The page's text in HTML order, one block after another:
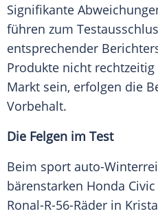
Signifikante
führen zum
entsprechender
Produkte nicht
Markt sein, erfolgen die
Vorbehalt.
Die Felgen im Test
Beim sport auto-
bärenstarken Honda Civic
Ronal-R-56-Räder in